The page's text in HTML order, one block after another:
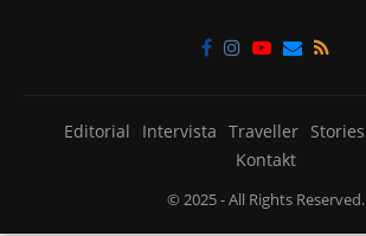
Editorial Intervista Traveller Stories
Kontakt
© 2025- All Rights Reserved.